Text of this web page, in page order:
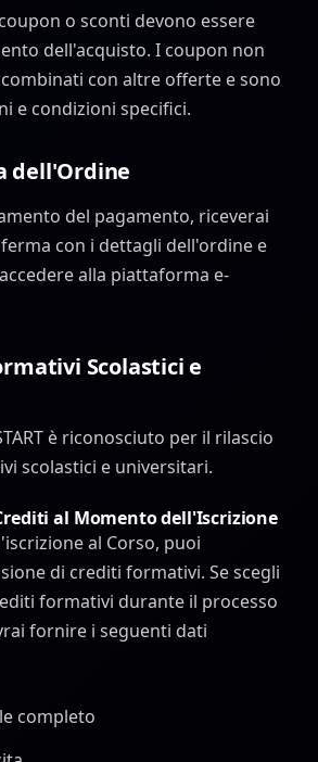
o sconti devono essere
dell'acquisto. I coupon non
con altre offerte e sono
e condizioni specifici.
dell'Ordine
del pagamento, riceverai
con i dettagli dell'ordine e
alla piattaforma e-
Scolastici e
è riconosciuto per il rilascio
scolastici e universitari.
al Momento dell'Iscrizione
al Corso, puoi
di crediti formativi. Se scegli
formativi durante il processo
fornire i seguenti dati
completo